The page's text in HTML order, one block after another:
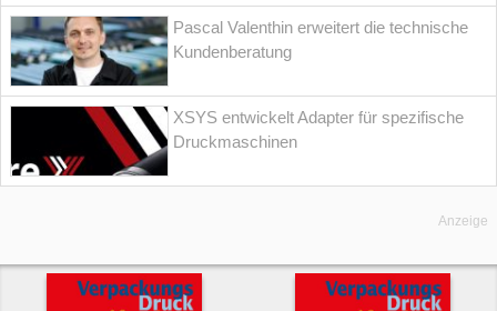
Pascal Valenthin erweitert die technische
Kundenberatung
XSYS entwickelt Adapter für spezifische
Druckmaschinen
Anzeige